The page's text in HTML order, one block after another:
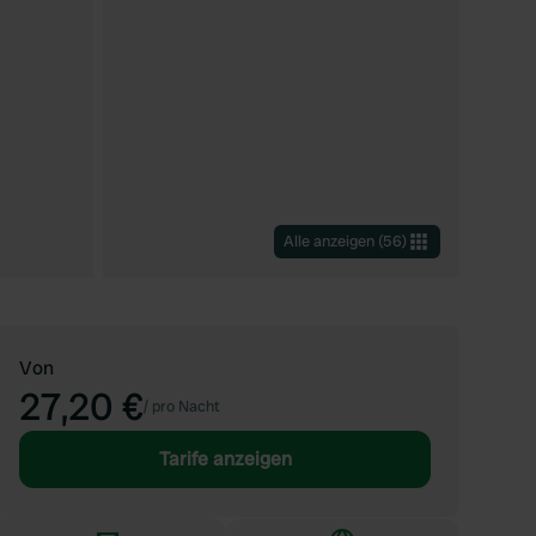
Alle anzeigen (56)
Von
27,20 €/ pro Nacht
Tarife anzeigen